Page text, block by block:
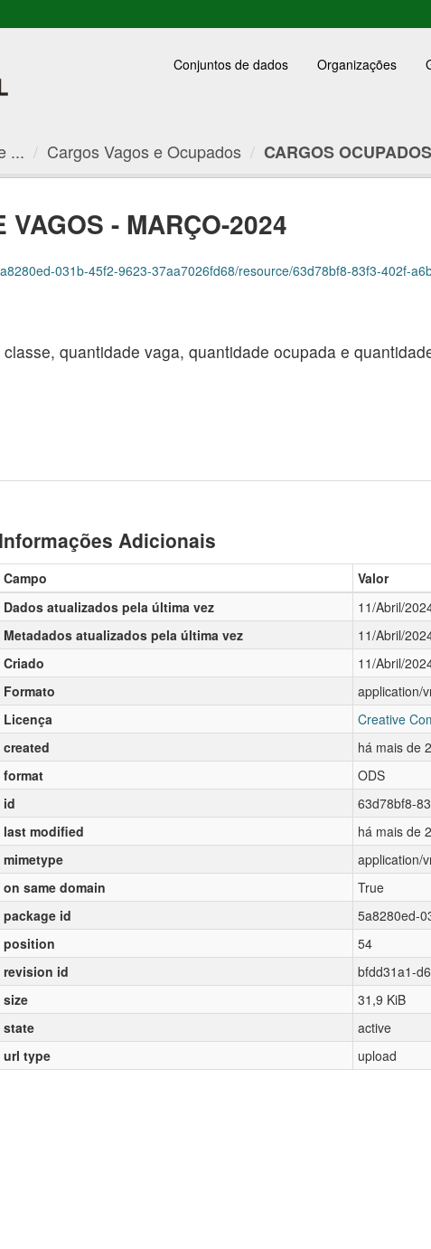
Conjuntos de dados Organizações
... Cargos Vagos e Ocupados CARGOS
VAGOS - MARÇO-2024
031b-45f2-9623-37aa7026fd68/resource/63d78bf8-83f3-402f-a6b4-
quantidade vaga, quantidade ocupada e
Informações Adicionais
Campo
Valor
Dados atualizados pela última vez
11/Abril/
Metadados atualizados pela última vez
11/Abril/
Criado
11/Abril/
Formato
application/
Licença
Creative
created
há mais de
format
ODS
id
63d78bf8-
last modified
há mais de
mimetype
application/
on same domain
True
package id
5a8280ed-
position
54
revision id
bfdd31a1-
size
31,9 KiB
state
active
url type
upload